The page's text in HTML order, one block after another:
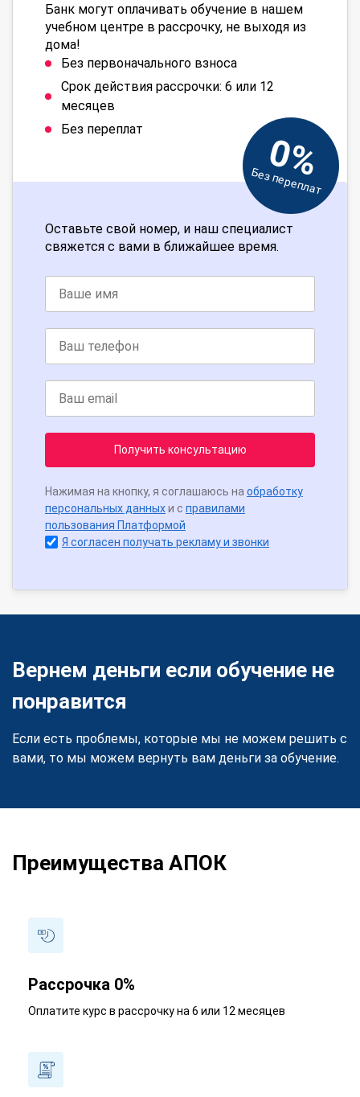
Банк могут оплачивать обучение в нашем
учебном центре в рассрочку, не выходя из
дома!
Без первоначального взноса
Срок действия рассрочки: 6 или 12
месяцев
Без переплат
0%
Без переплат
Оставьте свой номер, и наш специалист
свяжется с вами в ближайшее время.
Получить консультацию
Нажимая на кнопку, я соглашаюсь на обработку
персональных данныхи с правилами
пользования Платформой
Я согласен получать рекламу и звонки
Вернем деньги если обучение не
понравится
Если есть проблемы, которые мы не можем решить с
вами, то мы можем вернуть вам деньги за обучение.
Преимущества АПОК
Рассрочка 0%
Оплатите курс в рассрочку на 6 или 12 месяцев